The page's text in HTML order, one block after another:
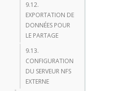
9.12.
EXPORTATION DE
DONNÉES POUR
LE PARTAGE
9.13.
CONFIGURATION
DU SERVEUR NFS
EXTERNE